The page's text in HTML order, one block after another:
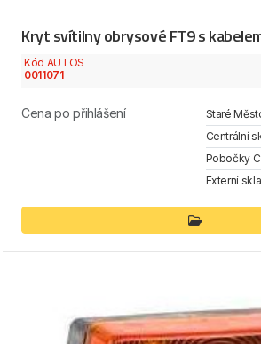
Kryt svítilny obrysové FT9 s
Kód AUTOS
0011071
Cena po přihlášení
Staré
Centrální
Pobočky
Externí